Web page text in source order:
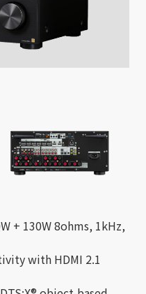
+ 130W 8ohms, 1kHz,
with HDMI 2.1